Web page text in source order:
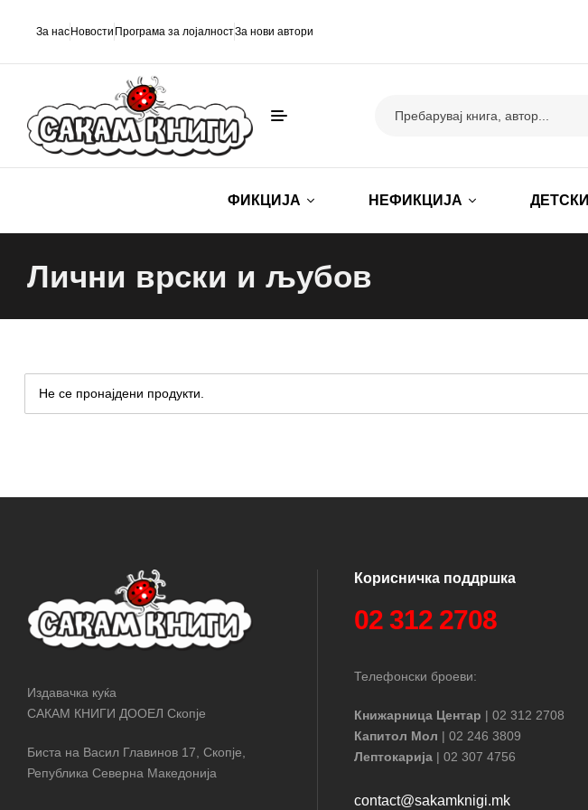
За нас Новости Програма за лојалностЗа нови автори
ФИКЦИЈА НЕФИКЦИЈА ДЕТСКИ
Лични врски и љубов
Не се пронајдени продукти.
Издавачка куќа
САКАМ КНИГИ ДООЕЛ Скопје
Биста на Васил Главинов 17, Скопје,
Република Северна Македонија
Корисничка поддршка
02 312 2708
Телефонски броеви:
Книжарница Центар | 02 312 2708
Капитол Мол | 02 246 3809
Лептокарија | 02 307 4756
contact@sakamknigi.mk